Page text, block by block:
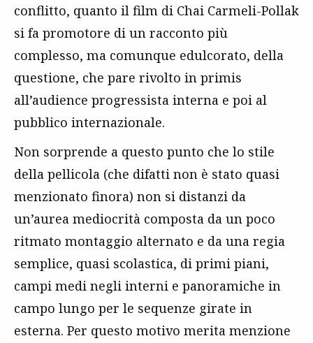
conflitto, quanto il film di Chai Carmeli-Pollak
si fa promotore di un racconto più
complesso, ma comunque edulcorato, della
questione, che pare rivolto in primis
all’audience progressista interna e poi al
pubblico internazionale.
Non sorprende a questo punto che lo stile
della pellicola (che difatti non è stato quasi
menzionato finora) non si distanzi da
un’aurea mediocrità composta da un poco
ritmato montaggio alternato e da una regia
semplice, quasi scolastica, di primi piani,
campi medi negli interni e panoramiche in
campo lungo per le sequenze girate in
esterna. Per questo motivo merita menzione